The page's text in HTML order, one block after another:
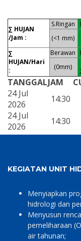
∑ HUJAN
/Jam :
S.Ringan
(<1 mm)
∑
HUJAN/Hari
:
Berawan
(0mm)
TANGGALJAM
24 Jul
2026
14:30
24 Jul
2026
14:30
KEGIATAN UNIT
Menyiapkan
hidrologi dan
Menyusun
pemeliharaan
air tahunan;